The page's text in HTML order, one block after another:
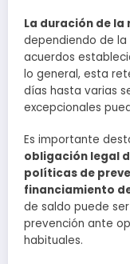
La duración de
dependiendo de
acuerdos
lo general, esta
días hasta varias
excepcionales
Es importante
obligación legal
políticas de
financiamiento
de saldo puede
prevención ante
habituales.